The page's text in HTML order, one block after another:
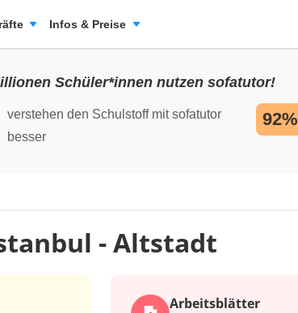
Infos & Preise
Schüler*innen nutzen sofatutor!
verstehen den Schulstoff mit sofatutor
besser
92%
- Altstadt
Arbeits­blätter